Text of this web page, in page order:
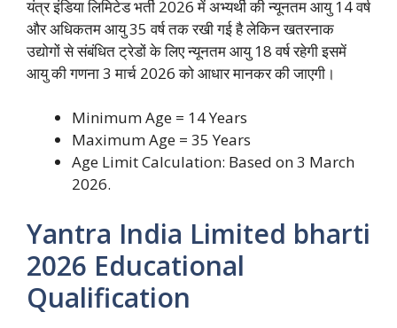
यंत्र इंडिया लिमिटेड भर्ती 2026 में अभ्यर्थी की न्यूनतम आयु 14 वर्ष
और अधिकतम आयु 35 वर्ष तक रखी गई है लेकिन खतरनाक
उद्योगों से संबंधित ट्रेडों के लिए न्यूनतम आयु 18 वर्ष रहेगी इसमें
आयु की गणना 3 मार्च 2026 को आधार मानकर की जाएगी।
Minimum Age = 14 Years
Maximum Age = 35 Years
Age Limit Calculation: Based on 3 March
2026.
Yantra India Limited bharti
2026 Educational
Qualification